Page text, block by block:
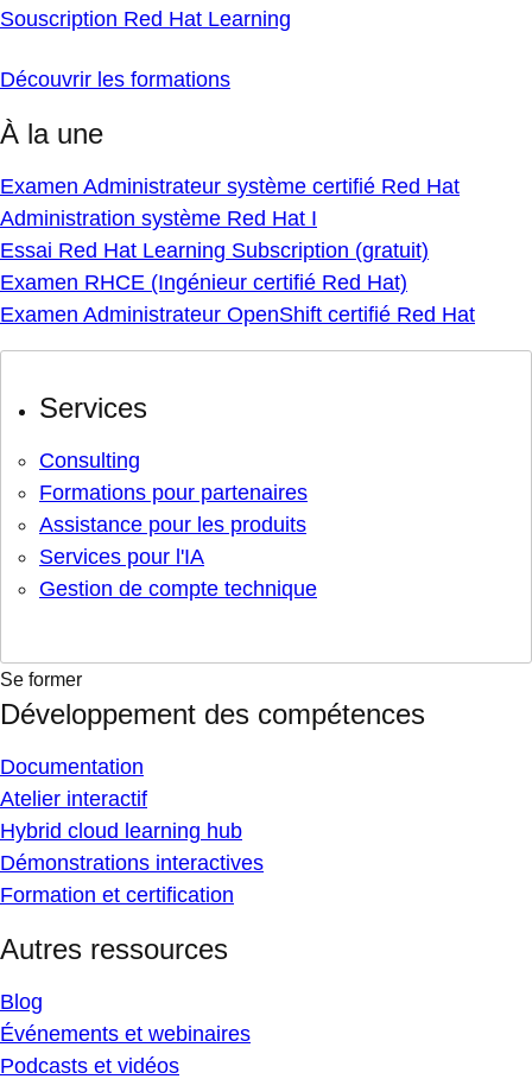
Souscription Red Hat Learning
Découvrir les formations
À la une
Examen Administrateur système certifié Red Hat
Administration système Red Hat I
Essai Red Hat Learning Subscription (gratuit)
Examen RHCE (Ingénieur certifié Red Hat)
Examen Administrateur OpenShift certifié Red Hat
Services
Consulting
Formations pour partenaires
Assistance pour les produits
Services pour l'IA
Gestion de compte technique
Se former
Développement des compétences
Documentation
Atelier interactif
Hybrid cloud learning hub
Démonstrations interactives
Formation et certification
Autres ressources
Blog
Événements et webinaires
Podcasts et vidéos